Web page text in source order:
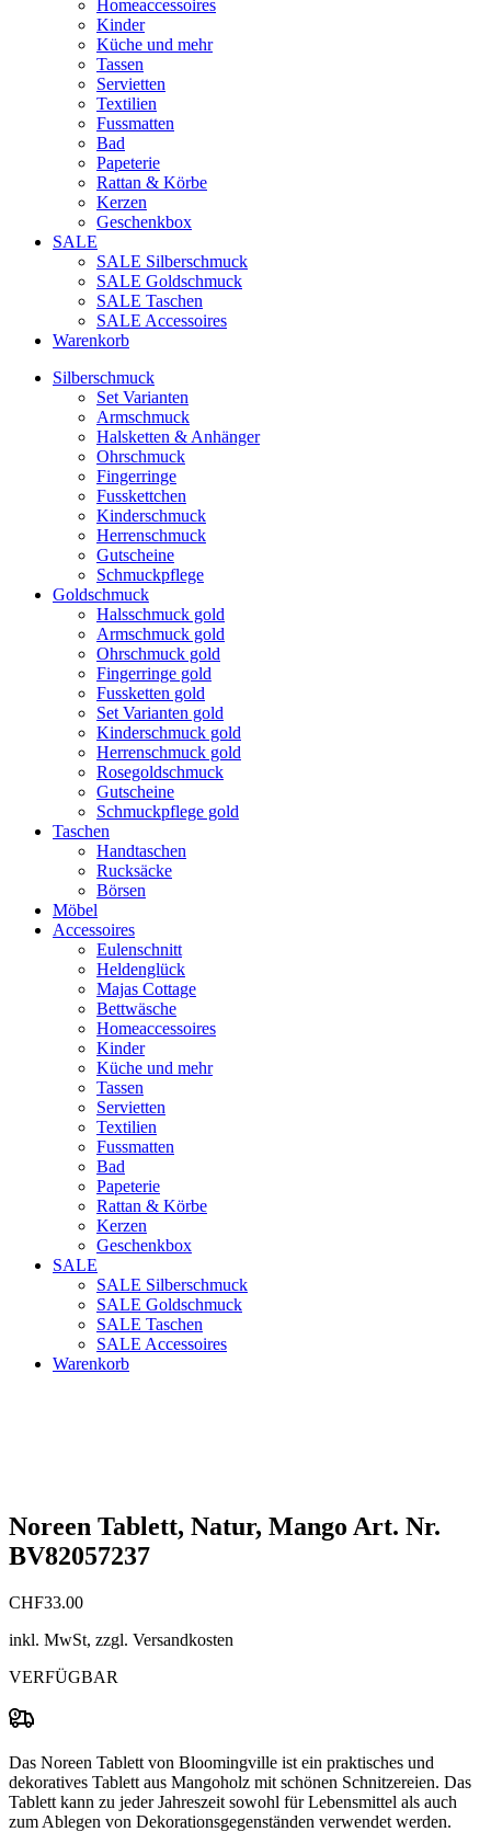
Homeaccessoires
Kinder
Küche und mehr
Tassen
Servietten
Textilien
Fussmatten
Bad
Papeterie
Rattan & Körbe
Kerzen
Geschenkbox
SALE
SALE Silberschmuck
SALE Goldschmuck
SALE Taschen
SALE Accessoires
Warenkorb
Silberschmuck
Set Varianten
Armschmuck
Halsketten & Anhänger
Ohrschmuck
Fingerringe
Fusskettchen
Kinderschmuck
Herrenschmuck
Gutscheine
Schmuckpflege
Goldschmuck
Halsschmuck gold
Armschmuck gold
Ohrschmuck gold
Fingerringe gold
Fussketten gold
Set Varianten gold
Kinderschmuck gold
Herrenschmuck gold
Rosegoldschmuck
Gutscheine
Schmuckpflege gold
Taschen
Handtaschen
Rucksäcke
Börsen
Möbel
Accessoires
Eulenschnitt
Heldenglück
Majas Cottage
Bettwäsche
Homeaccessoires
Kinder
Küche und mehr
Tassen
Servietten
Textilien
Fussmatten
Bad
Papeterie
Rattan & Körbe
Kerzen
Geschenkbox
SALE
SALE Silberschmuck
SALE Goldschmuck
SALE Taschen
SALE Accessoires
Warenkorb
Noreen Tablett, Natur, Mango Art. Nr.
BV82057237
CHF33.00
inkl. MwSt, zzgl. Versandkosten
VERFÜGBAR
Das Noreen Tablett von Bloomingville ist ein praktisches und
dekoratives Tablett aus Mangoholz mit schönen Schnitzereien. Das
Tablett kann zu jeder Jahreszeit sowohl für Lebensmittel als auch
zum Ablegen von Dekorationsgegenständen verwendet werden.